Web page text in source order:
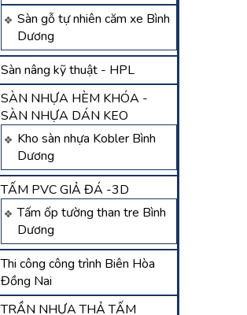
Sàn gỗ tự nhiên căm xe Bình
Dương
Sàn nâng kỹ thuật - HPL
SÀN NHỰA HÈM KHÓA -
SÀN NHỰA DÁN KEO
Kho sàn nhựa Kobler Bình
Dương
TẤM PVC GIẢ ĐÁ -3D
Tấm ốp tường than tre Bình
Dương
Thi công công trình Biên Hòa
Đồng Nai
TRẦN NHỰA THẢ TẤM